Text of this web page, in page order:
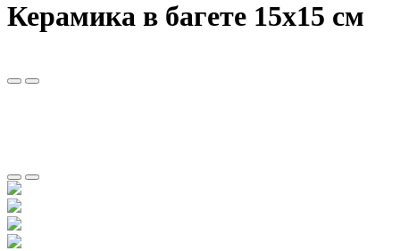
Керамика в багете 15х15 см